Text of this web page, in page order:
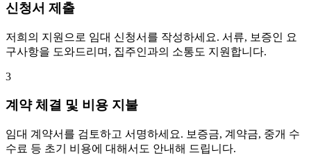
신청서 제출
저희의 지원으로 임대 신청서를 작성하세요. 서류, 보증인 요
구사항을 도와드리며, 집주인과의 소통도 지원합니다.
3
계약 체결 및 비용 지불
임대 계약서를 검토하고 서명하세요. 보증금, 계약금, 중개 수
수료 등 초기 비용에 대해서도 안내해 드립니다.